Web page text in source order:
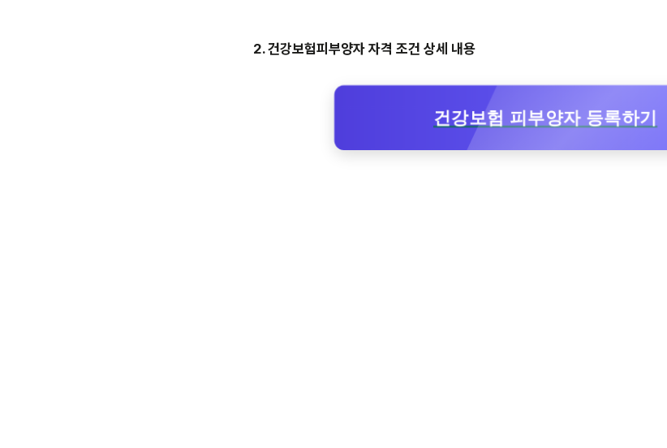
2. 건강보험피부양자 자격 조건 상세 내용
건강보험 피부양자 등록하기